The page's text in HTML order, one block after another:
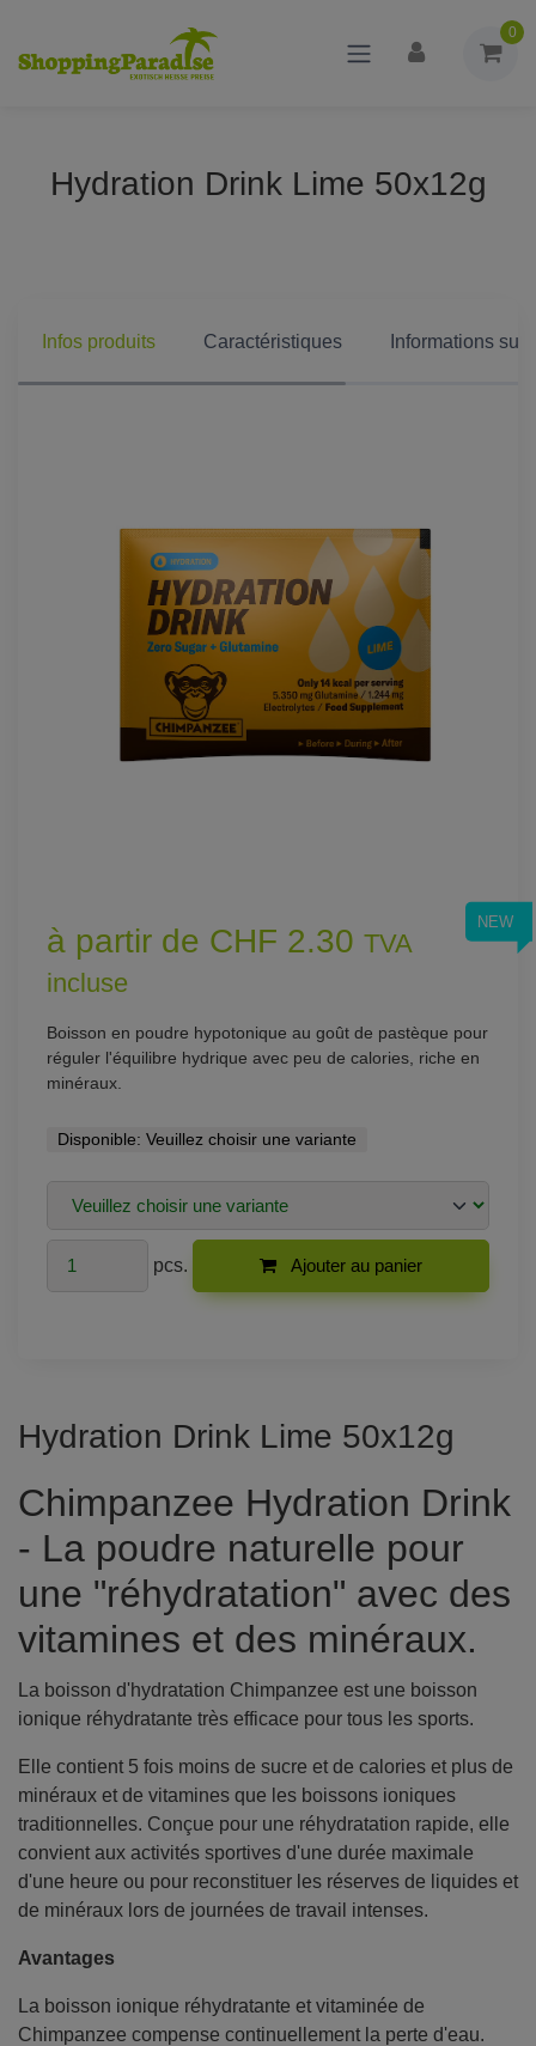
0
Hydration Drink Lime 50x12g
Infos produits Caractéristiques Informations
NEW
à partir de CHF 2.30 TVA
incluse
Boisson en poudre hypotonique au goût de pastèque pour
réguler l'équilibre hydrique avec peu de calories, riche en
minéraux.
Disponible: Veuillez choisir une variante
pcs. Ajouter au panier
Hydration Drink Lime 50x12g
Chimpanzee Hydration Drink
- La poudre naturelle pour
une "réhydratation" avec des
vitamines et des minéraux.
La boisson d'hydratation Chimpanzee est une boisson
ionique réhydratante très efficace pour tous les sports.
Elle contient 5 fois moins de sucre et de calories et plus de
minéraux et de vitamines que les boissons ioniques
traditionnelles. Conçue pour une réhydratation rapide, elle
convient aux activités sportives d'une durée maximale
d'une heure ou pour reconstituer les réserves de liquides et
de minéraux lors de journées de travail intenses.
Avantages
La boisson ionique réhydratante et vitaminée de
Chimpanzee compense continuellement la perte d'eau.